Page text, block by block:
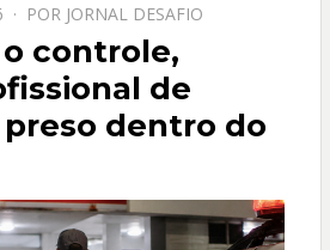
POR JORNAL DESAFIO
controle,
de
dentro do